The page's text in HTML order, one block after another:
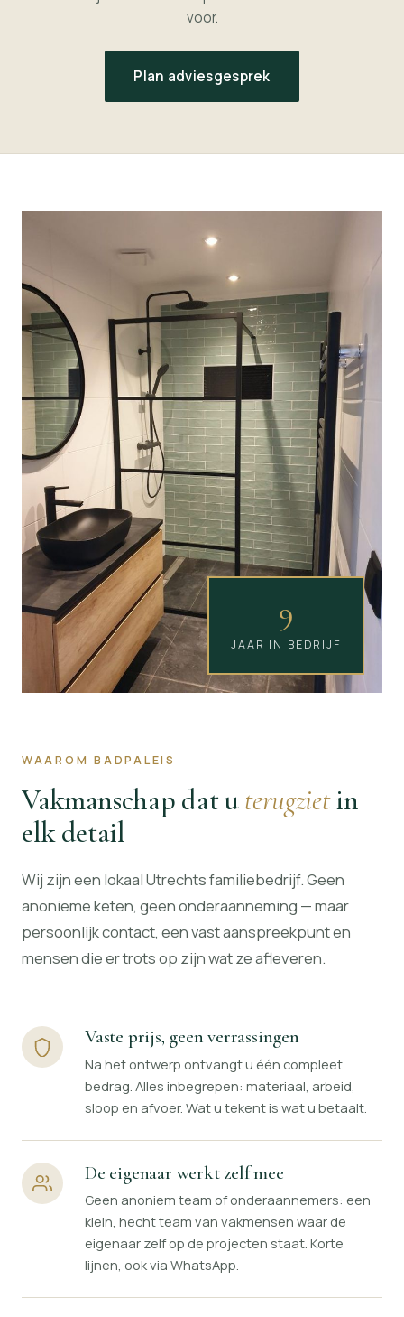
voor.
Plan adviesgesprek
9
JAAR IN BEDRIJF
WAAROM BADPALEIS
Vakmanschap dat uterugzietin
elk detail
Wij zijn een lokaal Utrechts familiebedrijf. Geen
anonieme keten, geen onderaanneming — maar
persoonlijk contact, een vast aanspreekpunt en
mensen die er trots op zijn wat ze afleveren.
Vaste prijs, geen verrassingen
Na het ontwerp ontvangt u één compleet
bedrag. Alles inbegrepen: materiaal, arbeid,
sloop en afvoer. Wat u tekent is wat u betaalt.
De eigenaar werkt zelf mee
Geen anoniem team of onderaannemers: een
klein, hecht team van vakmensen waar de
eigenaar zelf op de projecten staat. Korte
lijnen, ook via WhatsApp.